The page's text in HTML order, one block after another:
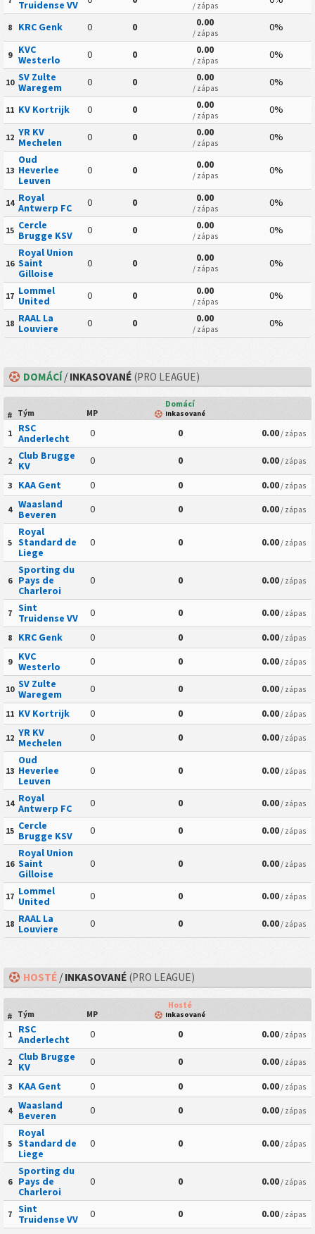
Truidense VV
/ zápas
8 KRC Genk 0 0 0.00
/ zápas 0%
9
KVC
Westerlo
0 0 0.00
/ zápas 0%
10 SV Zulte
Waregem
0 0 0.00
/ zápas 0%
11 KV Kortrijk 0 0 0.00
/ zápas 0%
12 YR KV
Mechelen
0 0 0.00
/ zápas 0%
13
Oud
Heverlee
Leuven
0 0 0.00
/ zápas 0%
14 Royal
Antwerp FC
0 0 0.00
/ zápas 0%
15 Cercle
Brugge KSV
0 0 0.00
/ zápas 0%
16
Royal Union
Saint
Gilloise
0 0 0.00
/ zápas 0%
17 Lommel
United
0 0 0.00
/ zápas 0%
18 RAAL La
Louviere
0 0 0.00
/ zápas 0%
DOMÁCÍ /INKASOVANÉ(PRO LEAGUE)
# Tým MP
Domácí
Inkasované
1
RSC
Anderlecht
0 0 0.00/ zápas
2
Club Brugge
KV
0 0 0.00/ zápas
3 KAA Gent 0 0 0.00/ zápas
4 Waasland
Beveren
0 0 0.00/ zápas
5
Royal
Standard de
Liege
0 0 0.00/ zápas
6
Sporting du
Pays de
Charleroi
0 0 0.00/ zápas
7 Sint
Truidense VV
0 0 0.00/ zápas
8 KRC Genk 0 0 0.00/ zápas
9
KVC
Westerlo
0 0 0.00/ zápas
10 SV Zulte
Waregem
0 0 0.00/ zápas
11 KV Kortrijk 0 0 0.00/ zápas
12 YR KV
Mechelen
0 0 0.00/ zápas
13
Oud
Heverlee
Leuven
0 0 0.00/ zápas
14 Royal
Antwerp FC
0 0 0.00/ zápas
15 Cercle
Brugge KSV
0 0 0.00/ zápas
16
Royal Union
Saint
Gilloise
0 0 0.00/ zápas
17 Lommel
United
0 0 0.00/ zápas
18 RAAL La
Louviere
0 0 0.00/ zápas
HOSTÉ /INKASOVANÉ(PRO LEAGUE)
# Tým MP
Hosté
Inkasované
1
RSC
Anderlecht
0 0 0.00/ zápas
2
Club Brugge
KV
0 0 0.00/ zápas
3 KAA Gent 0 0 0.00/ zápas
4 Waasland
Beveren
0 0 0.00/ zápas
5
Royal
Standard de
Liege
0 0 0.00/ zápas
6
Sporting du
Pays de
Charleroi
0 0 0.00/ zápas
7 Sint
Truidense VV
0 0 0.00/ zápas